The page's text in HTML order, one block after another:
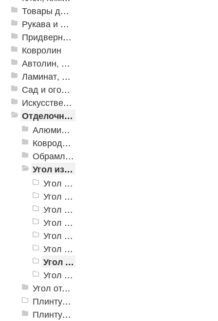
Товары для дома
Рукава и шланги промышленные
Придверные решетки
Ковролин
Автолин, Транслин, Линолеум
Ламинат, Кварцвиниловая плитка SPC
Сад и огород
Искусственная трава
Отделочные профили
Алюминиевые пороги
Ковродержатели
Обрамление
Угол из ПВХ
Угол из ПВХ 10х10x2700мм
Угол из ПВХ 12х12x2700мм
Угол из ПВХ 15х15x2700мм
Угол из ПВХ 20х20x2700мм
Угол из ПВХ 25х25x2700мм
Угол из ПВХ 30х30x2700мм
Угол из ПВХ 35х35x2700мм
Угол из ПВХ 40х40x2700мм
Угол отделочный арочный
Плинтус для столешниц
Плинтусы «KronPlast»